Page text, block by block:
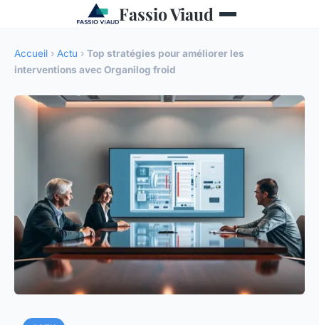
Fassio Viaud
Accueil › Actu › Top stratégies pour améliorer les
interventions avec Organilog froid